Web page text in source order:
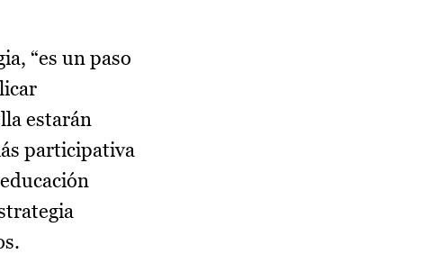
“es un paso
estarán
participativa